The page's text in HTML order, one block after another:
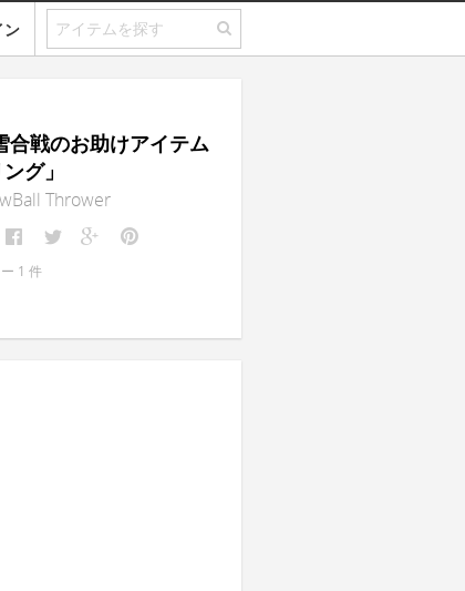
ン
戦のお助けアイテム
グ」
Thrower
1 件